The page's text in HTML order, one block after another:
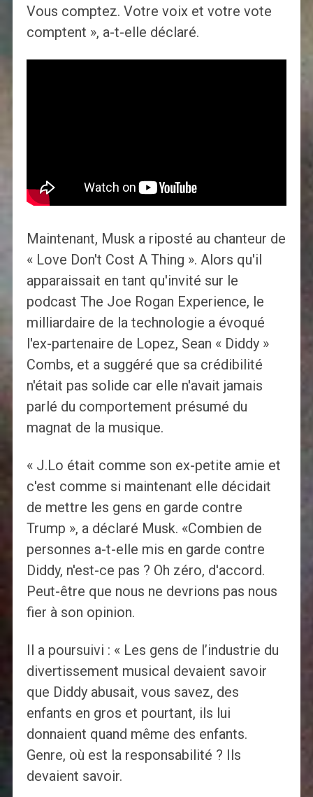
Vous comptez. Votre voix et votre vote
comptent », a-t-elle déclaré.
Maintenant, Musk a riposté au chanteur de
« Love Don't Cost A Thing ». Alors qu'il
apparaissait en tant qu'invité sur le
podcast The Joe Rogan Experience, le
milliardaire de la technologie a évoqué
l'ex-partenaire de Lopez, Sean « Diddy »
Combs, et a suggéré que sa crédibilité
n'était pas solide car elle n'avait jamais
parlé du comportement présumé du
magnat de la musique.
« J.Lo était comme son ex-petite amie et
c'est comme si maintenant elle décidait
de mettre les gens en garde contre
Trump », a déclaré Musk. «Combien de
personnes a-t-elle mis en garde contre
Diddy, n'est-ce pas ? Oh zéro, d'accord.
Peut-être que nous ne devrions pas nous
fier à son opinion.
Il a poursuivi : « Les gens de l’industrie du
divertissement musical devaient savoir
que Diddy abusait, vous savez, des
enfants en gros et pourtant, ils lui
donnaient quand même des enfants.
Genre, où est la responsabilité ? Ils
devaient savoir.